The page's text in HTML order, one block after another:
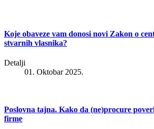
Koje obaveze vam donosi novi Zakon o
stvarnih vlasnika?
Detalji
01. Oktobar 2025.
Poslovna tajna. Kako da (ne)procure
firme